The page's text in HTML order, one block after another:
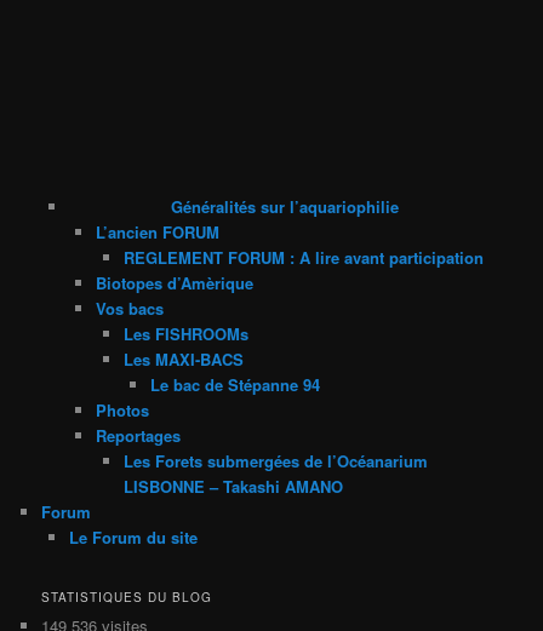
Généralités sur l’aquariophilie
L’ancien FORUM
REGLEMENT FORUM : A lire avant participation
Biotopes d’Amèrique
Vos bacs
Les FISHROOMs
Les MAXI-BACS
Le bac de Stépanne 94
Photos
Reportages
Les Forets submergées de l’Océanarium
LISBONNE – Takashi AMANO
Forum
Le Forum du site
STATISTIQUES DU BLOG
149 536 visites